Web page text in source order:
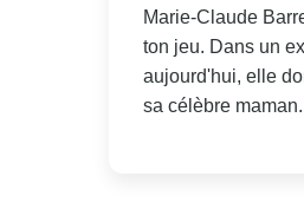
Marie-Claude
ton jeu. Dans un
aujourd'hui, elle
sa célèbre maman.